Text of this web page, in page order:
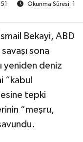
Okunma Süresi: 1
Bekayi, ABD
savaşı sona
yeniden deniz
“kabul
tepki
“meşru,